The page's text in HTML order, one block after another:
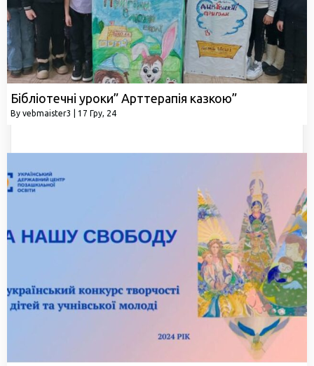
Бібліотечні уроки” Арттерапія казкою”
By vebmaister3 17 Гру, 24